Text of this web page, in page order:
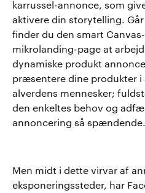
karrussel-annonce, som
aktivere din storytelling.
finder du den smart
mikrolanding-page at
dynamiske produkt
præsentere dine produkter i
alverdens mennesker;
den enkeltes behov og
annoncering så spændende.
Men midt i dette virvar af
eksponeringssteder, har